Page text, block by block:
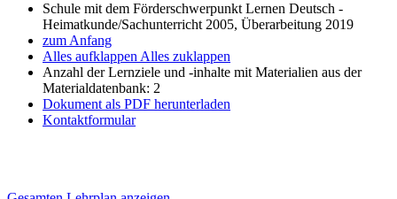
Schule mit dem Förderschwerpunkt Lernen Deutsch -
Heimatkunde/Sachunterricht 2005, Überarbeitung 2019
zum Anfang
Alles aufklappen Alles zuklappen
Anzahl der Lernziele und -inhalte mit Materialien aus der
Materialdatenbank: 2
Dokument als PDF herunterladen
Kontaktformular